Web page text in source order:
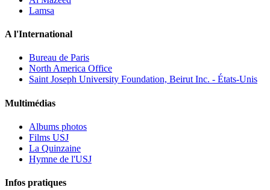
Lamsa
A l'International
Bureau de Paris
North America Office
Saint Joseph University Foundation, Beirut Inc. - États-Unis
Multimédias
Albums photos
Films USJ
La Quinzaine
Hymne de l'USJ
Infos pratiques